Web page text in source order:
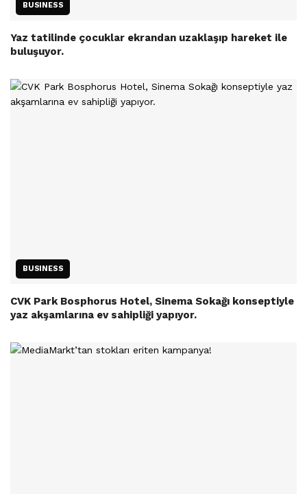
BUSINESS
Yaz tatilinde çocuklar ekrandan uzaklaşıp hareket ile
buluşuyor.
BUSINESS
CVK Park Bosphorus Hotel, Sinema Sokağı konseptiyle
yaz akşamlarına ev sahipliği yapıyor.